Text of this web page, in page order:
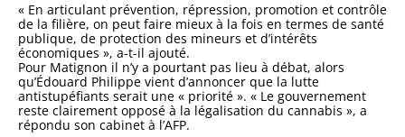
« En articulant prévention, répression, promotion et contrôle
de la filière, on peut faire mieux à la fois en termes de santé
publique, de protection des mineurs et d’intérêts
économiques », a-t-il ajouté.
Pour Matignon il n’y a pourtant pas lieu à débat, alors
qu’Édouard Philippe vient d’annoncer que la lutte
antistupéfiants serait une « priorité ». « Le gouvernement
reste clairement opposé à la légalisation du cannabis », a
répondu son cabinet à l’AFP.